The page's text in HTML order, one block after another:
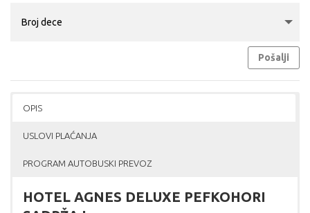
Pošalji
OPIS
USLOVI PLAĆANJA
PROGRAM AUTOBUSKI PREVOZ
HOTEL AGNES DELUXE PEFKOHORI